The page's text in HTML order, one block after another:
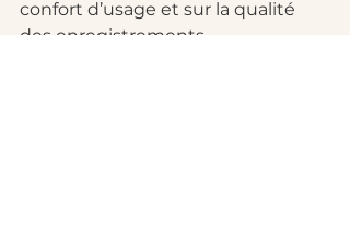
confort d’usage et sur la qualité
des enregistrements.